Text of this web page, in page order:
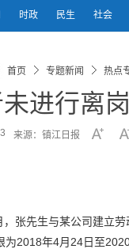
时政 民生 社会
首页 专题新闻 热点
进行离
来源：镇江日报
，张先生与某公司建立
为2018年4月24日至